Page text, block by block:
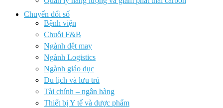
Chuyển đổi số
Bệnh viện
Chuỗi F&B
Ngành dệt may
Ngành Logistics
Ngành giáo dục
Du lịch và lưu trú
Tài chính – ngân hàng
Thiết bị Y tế và dược phẩm